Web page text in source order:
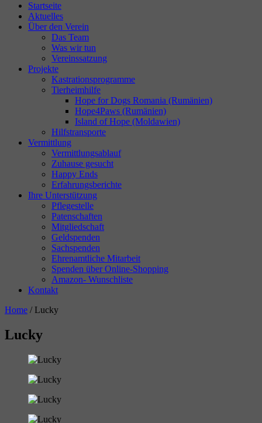
Startseite
Aktuelles
Über den Verein
Das Team
Was wir tun
Vereinssatzung
Projekte
Kastrationsprogramme
Tierheimhilfe
Hope for Dogs Romania (Rumänien)
Hope4Paws (Rumänien)
Island of Hope (Moldawien)
Hilfstransporte
Vermittlung
Vermittlungsablauf
Zuhause gesucht
Happy Ends
Erfahrungsberichte
Ihre Unterstützung
Pflegestelle
Patenschaften
Mitgliedschaft
Geldspenden
Sachspenden
Ehrenamtliche Mitarbeit
Spenden über Online-Shopping
Amazon- Wunschliste
Kontakt
Home / Lucky
Lucky